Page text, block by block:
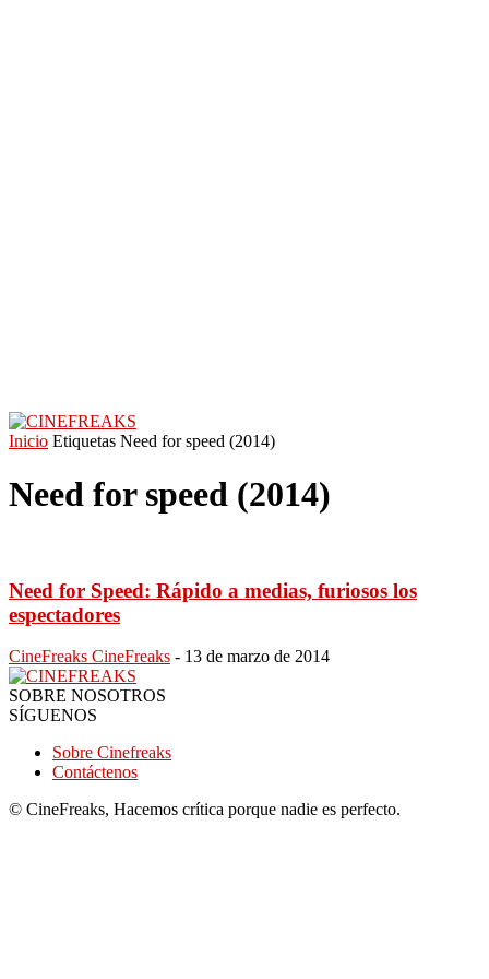
Inicio Etiquetas Need for speed (2014)
Need for speed (2014)
Need for Speed: Rápido a medias, furiosos los
espectadores
CineFreaks CineFreaks - 13 de marzo de 2014
SOBRE NOSOTROS
SÍGUENOS
Sobre Cinefreaks
Contáctenos
© CineFreaks, Hacemos crítica porque nadie es perfecto.